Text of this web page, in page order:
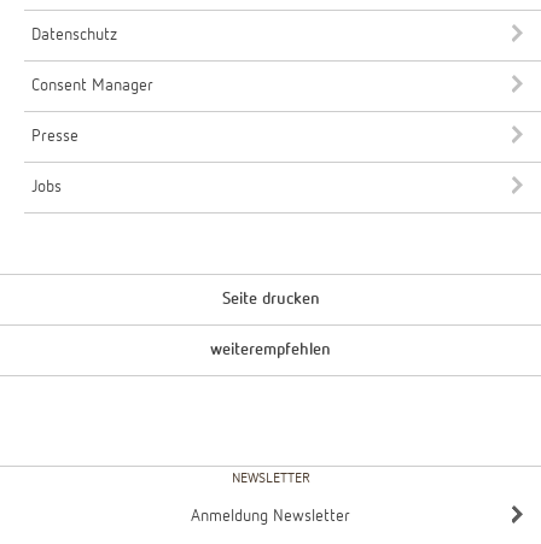
Datenschutz
Consent Manager
Presse
Jobs
Seite drucken
weiterempfehlen
NEWSLETTER
Anmeldung Newsletter